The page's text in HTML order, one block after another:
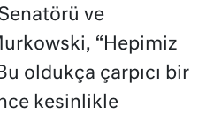
ve
“Hepimiz
oldukça çarpıcı bir
kesinlikle